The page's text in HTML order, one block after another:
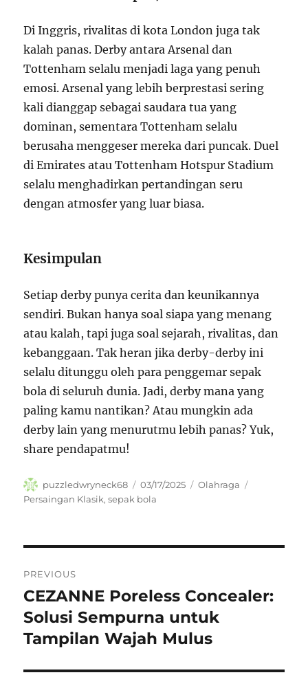
Di Inggris, rivalitas di kota London juga tak
kalah panas. Derby antara Arsenal dan
Tottenham selalu menjadi laga yang penuh
emosi. Arsenal yang lebih berprestasi sering
kali dianggap sebagai saudara tua yang
dominan, sementara Tottenham selalu
berusaha menggeser mereka dari puncak. Duel
di Emirates atau Tottenham Hotspur Stadium
selalu menghadirkan pertandingan seru
dengan atmosfer yang luar biasa.
Kesimpulan
Setiap derby punya cerita dan keunikannya
sendiri. Bukan hanya soal siapa yang menang
atau kalah, tapi juga soal sejarah, rivalitas, dan
kebanggaan. Tak heran jika derby-derby ini
selalu ditunggu oleh para penggemar sepak
bola di seluruh dunia. Jadi, derby mana yang
paling kamu nantikan? Atau mungkin ada
derby lain yang menurutmu lebih panas? Yuk,
share pendapatmu!
Author
puzzledwryneck68
Posted
on
03/17/2025 Categories
Olahraga
Persaingan Klasik,sepak bola
pos
PREVIOUS
Previous
post:
CEZANNE Poreless Concealer:
Solusi Sempurna untuk
Tampilan Wajah Mulus